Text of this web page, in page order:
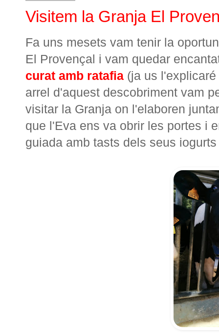
Visitem la Granja El
Fa uns mesets vam tenir la
El Provençal i vam quedar
curat amb ratafia (ja us
arrel d'aquest descobriment vam
visitar la Granja on l'elaboren
que l'Eva ens va obrir les portes i
guiada amb tasts dels seus